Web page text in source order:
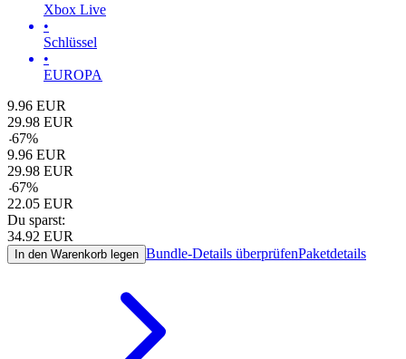
Xbox Live
•
Schlüssel
•
EUROPA
9.96 EUR
29.98 EUR
-67%
9.96 EUR
29.98 EUR
-67%
22.05 EUR
Du sparst:
34.92 EUR
In den Warenkorb legen Bundle-Details überprüfenPaketdetails